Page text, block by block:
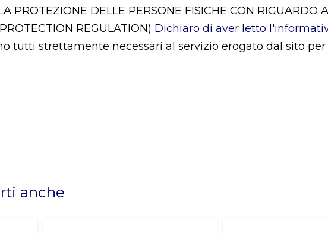
PROTEZIONE DELLE PERSONE FISICHE CON RIGUARDO
REGULATION) Dichiaro di aver letto
tutti strettamente necessari al servizio erogato dal sito
anche